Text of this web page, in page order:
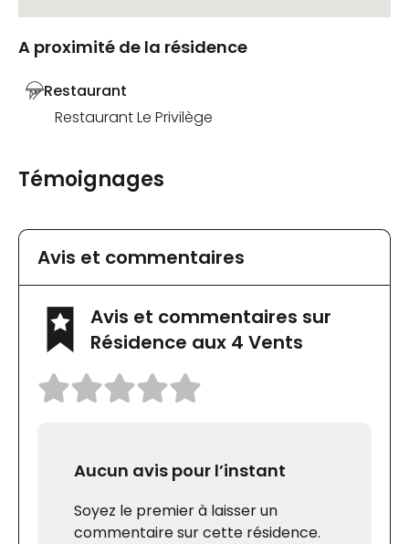
A proximité de la résidence
Restaurant
Restaurant Le Privilège
Témoignages
Avis et commentaires
Avis et commentaires sur
Résidence aux 4 Vents
Aucun avis pour l’instant
Soyez le premier à laisser un
commentaire sur cette résidence.